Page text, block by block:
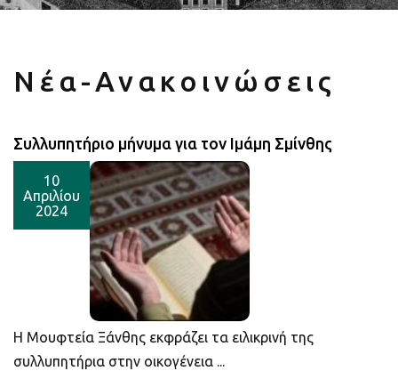
Νέα-Ανακοινώσεις
Συλλυπητήριο μήνυμα για τον Ιμάμη Σμίνθης
10
Απριλίου
2024
Η Μουφτεία Ξάνθης εκφράζει τα ειλικρινή της
συλλυπητήρια στην οικογένεια ...